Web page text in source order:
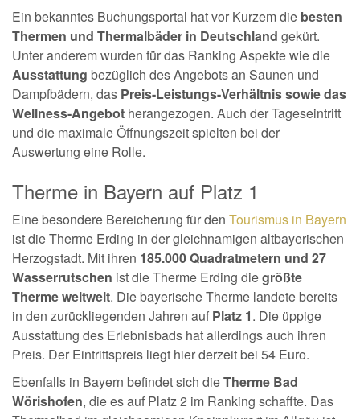
Ein bekanntes Buchungsportal hat vor Kurzem die besten
Thermen und Thermalbäder in Deutschland gekürt.
Unter anderem wurden für das Ranking Aspekte wie die
Ausstattung bezüglich des Angebots an Saunen und
Dampfbädern, das Preis-Leistungs-Verhältnis sowie das
Wellness-Angebot herangezogen. Auch der Tageseintritt
und die maximale Öffnungszeit spielten bei der
Auswertung eine Rolle.
Therme in Bayern auf Platz 1
Eine besondere Bereicherung für den Tourismus in Bayern
ist die Therme Erding in der gleichnamigen altbayerischen
Herzogstadt. Mit ihren 185.000 Quadratmetern und 27
Wasserrutschen ist die Therme Erding diegrößte
Therme weltweit. Die bayerische Therme landete bereits
in den zurückliegenden Jahren auf Platz 1. Die üppige
Ausstattung des Erlebnisbads hat allerdings auch ihren
Preis. Der Eintrittspreis liegt hier derzeit bei 54 Euro.
Ebenfalls in Bayern befindet sich dieTherme Bad
Wörishofen, die es auf Platz 2 im Ranking schaffte. Das